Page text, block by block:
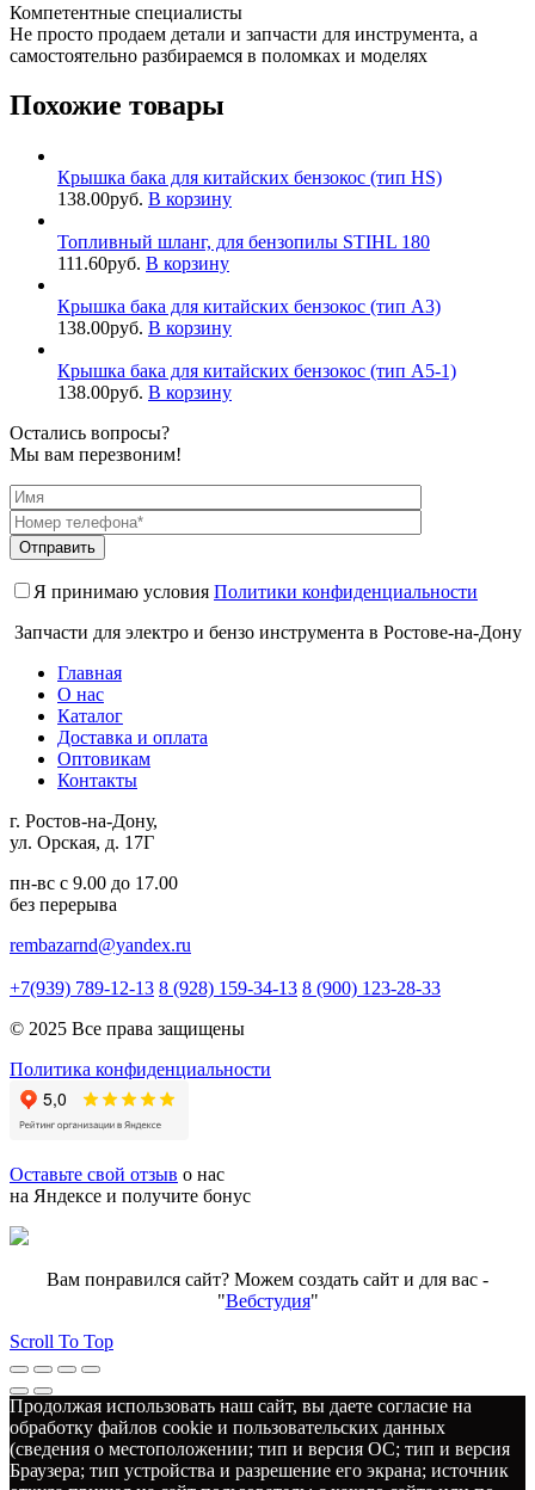
Компетентные специалисты
Не просто продаем детали и запчасти для инструмента, а
самостоятельно разбираемся в поломках и моделях
Похожие товары
Крышка бака для китайских бензокос (тип HS)
138.00руб. В корзину
Топливный шланг, для бензопилы STIHL 180
111.60руб. В корзину
Крышка бака для китайских бензокос (тип A3)
138.00руб. В корзину
Крышка бака для китайских бензокос (тип A5-1)
138.00руб. В корзину
Остались вопросы?
Мы вам перезвоним!
Я принимаю условия Политики конфиденциальности
Запчасти для электро и бензо инструмента в Ростове-на-Дону
Главная
О нас
Каталог
Доставка и оплата
Оптовикам
Контакты
г. Ростов-на-Дону,
ул. Орская, д. 17Г
пн-вс с 9.00 до 17.00
без перерыва
rembazarnd@yandex.ru
+7(939) 789-12-13 8 (928) 159-34-13 8 (900) 123-28-33
© 2025 Все права защищены
Политика конфиденциальности
Оставьте свой отзыв о нас
на Яндексе и получите бонус
Вам понравился сайт? Можем создать сайт и для вас -
"Вебстудия"
Scroll To Top
Продолжая использовать наш сайт, вы даете согласие на
обработку файлов cookie и пользовательских данных
(сведения о местоположении; тип и версия ОС; тип и версия
Браузера; тип устройства и разрешение его экрана; источник